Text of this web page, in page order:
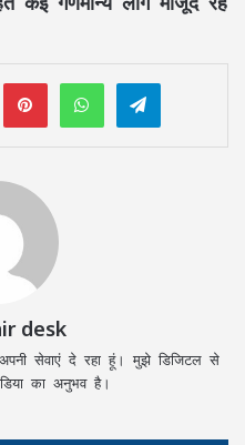
PinterestWhatsAppTelegram
desk
सेवाएं दे रहा हूं। मुझे डिजिटल से
का अनुभव है।